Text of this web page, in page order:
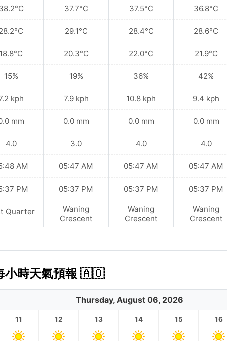
18.8°C
15%
kph
mm
4.0
AM
PM
Quarter
37.7°C
29.1°C
20.3°C
19%
7.9 kph
0.0 mm
3.0
05:47 AM
05:37 PM
Waning
Crescent
37.5°C
28.4°C
22.0°C
36%
10.8 kph
0.0 mm
4.0
05:47 AM
05:37 PM
Waning
Crescent
36.8°C
28.6°C
21.9°C
42%
9.4 kph
0.0 mm
4.0
05:47 AM
05:37 PM
Waning
Crescent
小時天氣預報 🇦🇴
Thursday, August 06, 2026
11 12 13 14 15 16